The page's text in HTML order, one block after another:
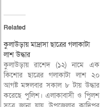
Related
কুলাউড়ায় মাদ্রাসা ছাত্রের গলাকাটা
লাশ উদ্ধার
কুলাউড়ায় রাশেদ (১২) নামে এক
কিশোর ছাত্রের গলাকাটা লাশ ২০
আগষ্ট মঙ্গলবার সকাল ৮ টায় উদ্ধার
করেছে পুলিশ। এলাকাবাসী ও পুিলশ